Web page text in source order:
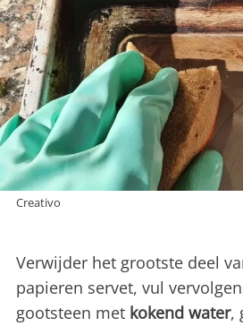
Creativo
Verwijder het grootste deel
papieren servet, vul
gootsteen met kokend water,